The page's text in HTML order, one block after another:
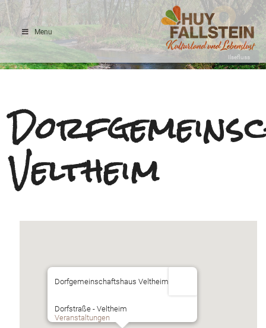
Menu
Ilsefluss
Veltheim
Dorfgemeinschaftshaus Veltheim
Dorfstraße - Veltheim
Veranstaltungen